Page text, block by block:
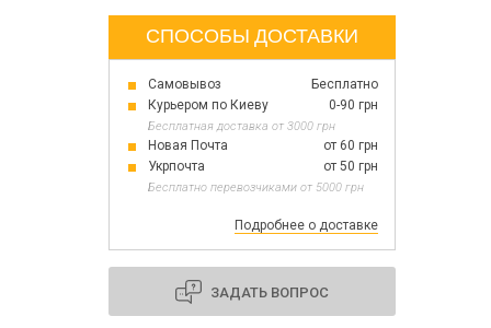
Основы для скраба
Травы для мыла
Глина косметическая
1 октября День защитников и защитниц
Украины
СПОСОБЫ ДОСТАВКИ
Самовывоз
Бесплатно
Курьером по Киеву
0-90 грн
Бесплатная доставка от 3000 грн
Новая Почта
от 60 грн
Укрпочта
от 50 грн
Бесплатно перевозчиками от 5000 грн
Подробнее о доставке
ЗАДАТЬ ВОПРОС